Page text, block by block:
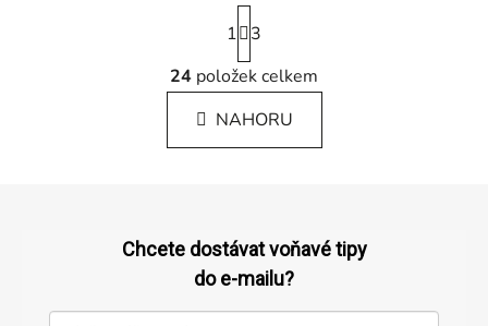
O
v
l
í
p
S
t
r
á
n
k
1
3
24 položek celkem
NAHORU
Chcete dostávat voňavé tipy
do e-mailu?